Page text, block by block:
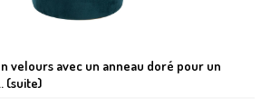
velours avec un anneau doré pour un
(suite)